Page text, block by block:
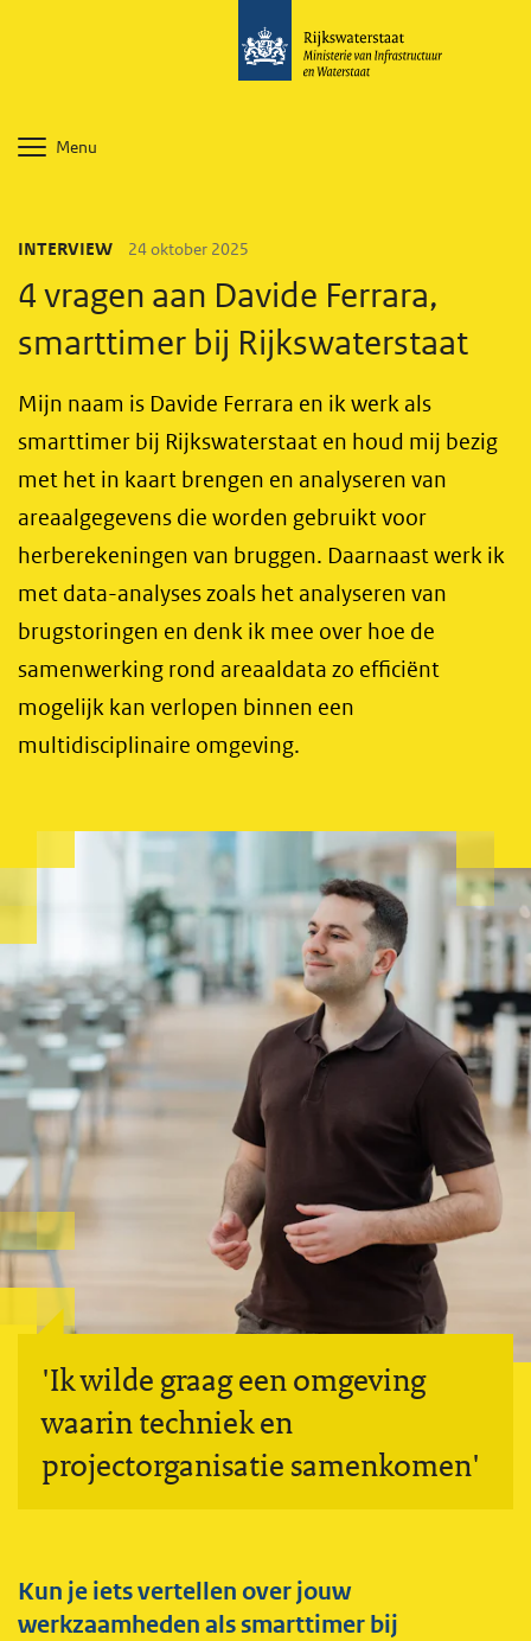
Menu
4 vragen aan Davide Ferrara,
smarttimer bij Rijkswaterstaat
INTERVIEW 24 oktober 2025
Mijn naam is Davide Ferrara en ik werk als
smarttimer bij Rijkswaterstaat en houd mij bezig
met het in kaart brengen en analyseren van
areaalgegevens die worden gebruikt voor
herberekeningen van bruggen. Daarnaast werk ik
met data-analyses zoals het analyseren van
brugstoringen en denk ik mee over hoe de
samenwerking rond areaaldata zo efficiënt
mogelijk kan verlopen binnen een
multidisciplinaire omgeving.
'Ik wilde graag een omgeving
waarin techniek en
projectorganisatie samenkomen'
Kun je iets vertellen over jouw
werkzaamheden als smarttimer bij